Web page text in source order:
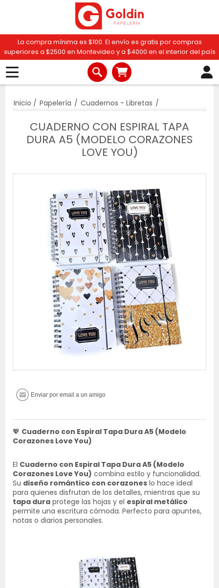
La compra mínima es $100. El envío es gratis por compras
superiores a $2500 en Montevideo y a $4000 en el interior del país
Inicio / Papelería / Cuadernos - Libretas /
CUADERNO CON ESPIRAL TAPA
DURA A5 (MODELO CORAZONES
LOVE YOU)
💖 Cuaderno con Espiral Tapa Dura A5 (Modelo
Corazones Love You)
El Cuaderno con Espiral Tapa Dura A5 (Modelo
Corazones Love You) combina estilo y funcionalidad.
Su diseño romántico con corazones lo hace ideal
para quienes disfrutan de los detalles, mientras que su
tapa dura protege las hojas y el espiral metálico
permite una escritura cómoda. Perfecto para apuntes,
notas o diarios personales.